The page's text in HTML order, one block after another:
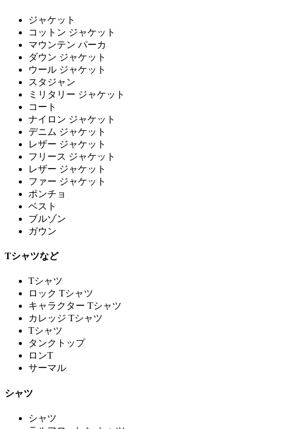
ジャケット
コットン ジャケット
マウンテン パーカ
ダウン ジャケット
ウール ジャケット
スタジャン
ミリタリー ジャケット
コート
ナイロン ジャケット
デニム ジャケット
レザー ジャケット
フリース ジャケット
レザー ジャケット
ファー ジャケット
ポンチョ
ベスト
ブルゾン
ガウン
Tシャツなど
Tシャツ
ロック Tシャツ
キャラクター Tシャツ
カレッジ Tシャツ
Tシャツ
タンクトップ
ロンT
サーマル
シャツ
シャツ